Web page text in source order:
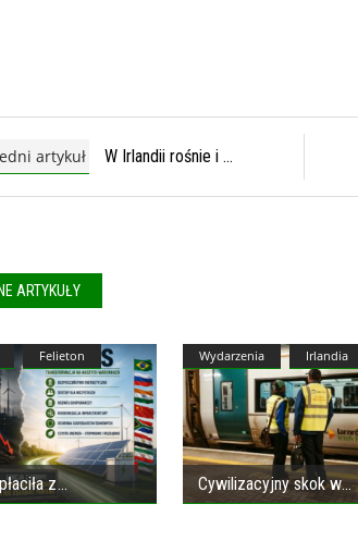
artykuł W Irlandii rośnie i
ARTYKUŁY
Felieton
z
Wydarzenia Irlandia
Cywilizacyjny skok w